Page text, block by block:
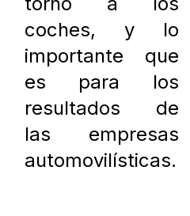
coches, y lo
importante que
es para los
resultados de
las empresas
automovilísticas.